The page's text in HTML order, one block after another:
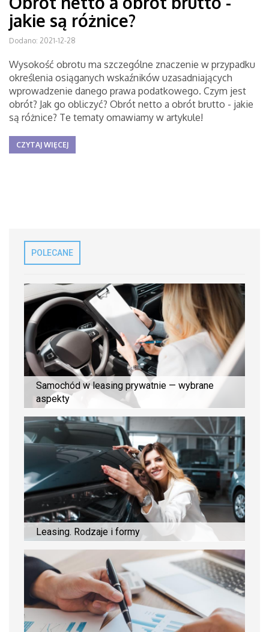
jakie są różnice?
Dodano: 2021-12-28
Wysokość obrotu ma szczególne znaczenie w przypadku
określenia osiąganych wskaźników uzasadniających
wprowadzenie danego prawa podatkowego. Czym jest
obrót? Jak go obliczyć? Obrót netto a obrót brutto - jakie
są różnice? Te tematy omawiamy w artykule!
CZYTAJ WIĘCEJ
POLECANE
Samochód w leasing prywatnie — wybrane
aspekty
Leasing. Rodzaje i formy